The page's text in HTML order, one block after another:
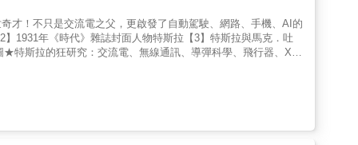
！不只是交流電之父，更啟發了自動駕駛、網路、手機、AI的
1931年《時代》雜誌封面人物特斯拉【3】特斯拉與馬克．吐
特斯拉的狂研究：交流電、無線通訊、導彈科學、飛行器、X光
★他的名字在國際單位制中被用來作為磁感應強度的單位，符號
快速進步至少一百年──只是，人們視他為「科學異
常生活的「必需品」，為我們的生活帶來無比的方便和幸福！